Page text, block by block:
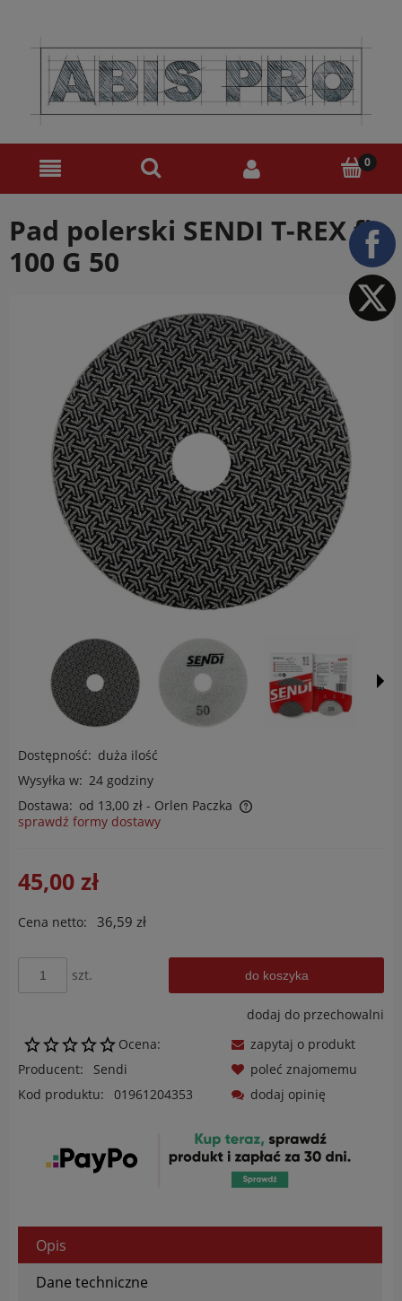
Pad polerski SENDI T-REX fi
100 G 50
Dostępność: duża ilość
Wysyłka w: 24 godziny
Dostawa: od 13,00 zł - Orlen Paczka
Cena nie zawiera ewentualnych kosztów płatności
sprawdź formy dostawy
45,00 zł
Cena netto: 36,59 zł
szt. do koszyka
dodaj do przechowalni
Ocena:
Producent:
Sendi
Kod produktu:
01961204353
zapytaj o produkt
poleć znajomemu
dodaj opinię
Opis
Dane techniczne